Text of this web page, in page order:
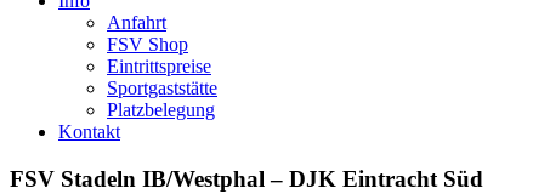
Anfahrt
FSV Shop
Eintrittspreise
Sportgaststätte
Platzbelegung
Kontakt
FSV Stadeln IB/Westphal – DJK Eintracht Süd